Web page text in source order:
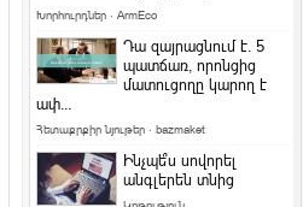
Խորհուրդներ · ArmEco
Դա զայրացնում է․ 5
պատճառ, որոնցից
մատուցողը կարող է
ափ...
Հետաքրքիր նյութեր · bazmaket
Ինչպե՞ս սովորել
անգլերեն տնից